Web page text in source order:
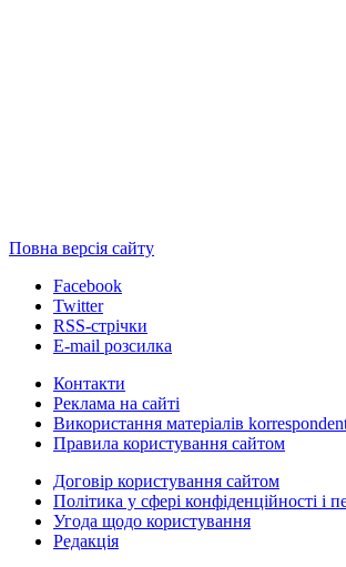
Повна версія сайту
Facebook
Twitter
RSS-стрічки
E-mail розсилка
Контакти
Реклама на сайті
Використання матеріалів
Правила користування сайтом
Договір користування сайтом
Політика у сфері конфіденційності і
Угода щодо користування
Редакція